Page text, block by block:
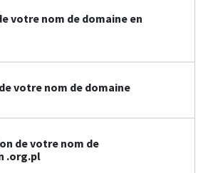
votre nom de domaine en
votre nom de domaine
de votre nom de
.org.pl